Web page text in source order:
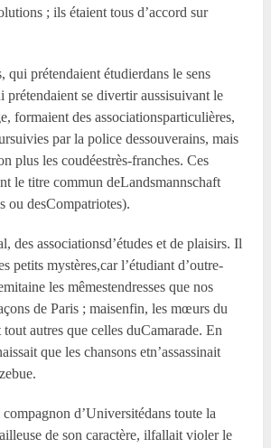
; ils étaient tous d’accord sur
qui prétendaient étudierdans le sens
prétendaient se divertir aussisuivant le
formaient des associationsparticulières,
par la police dessouverains, mais
plus les coudéestrès-franches. Ces
le titre commun deLandsmannschaft
ou desCompatriotes).
des associationsd’études et de plaisirs. Il
petits mystères,car l’étudiant d’outre-
les mêmestendresses que nos
de Paris ; maisenfin, les mœurs du
autres que celles duCamarade. En
que les chansons etn’assassinait
d’Universitédans toute la
de son caractère, ilfallait violer le